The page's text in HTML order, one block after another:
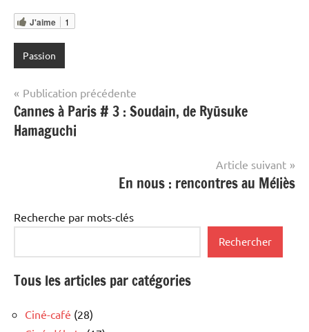
J'aime 1
Passion
Navigation
de
l’article
Publication précédente
Cannes à Paris # 3 : Soudain, de Ryūsuke
Hamaguchi
Article suivant
En nous : rencontres au Méliès
Recherche par mots-clés
Rechercher
Tous les articles par catégories
Ciné-café (28)